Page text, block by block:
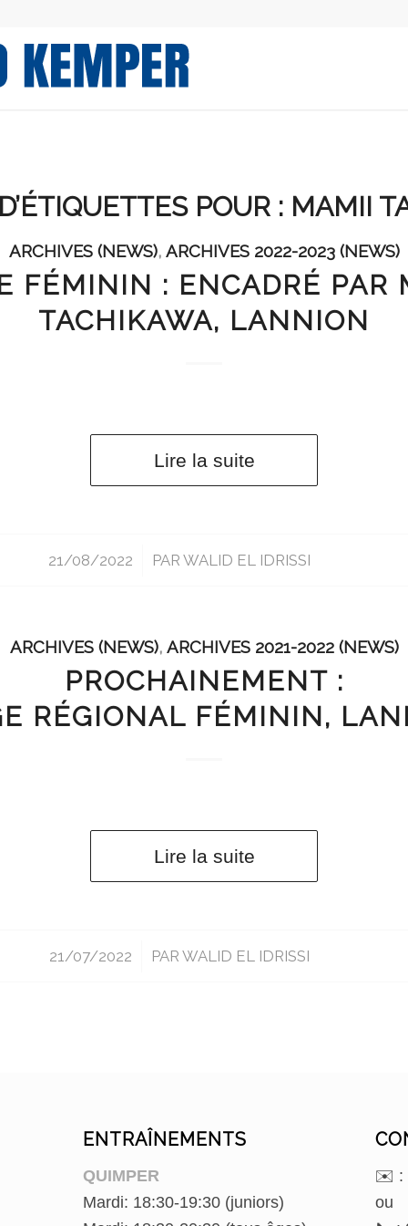
POUR : MAMII
ARCHIVES (NEWS), ARCHIVES 2022-2023 (NEWS)
FÉMININ : ENCADRÉ PAR
TACHIKAWA, LANNION
Lire la suite
21/08/2022
/ PAR WALID EL IDRISSI
ARCHIVES (NEWS), ARCHIVES 2021-2022 (NEWS)
PROCHAINEMENT :
RÉGIONAL FÉMININ,
Lire la suite
21/07/2022
/ PAR WALID EL IDRISSI
ENTRAÎNEMENTS
QUIMPER
Mardi: 18:30-19:30 (juniors)
✉️ :
ou